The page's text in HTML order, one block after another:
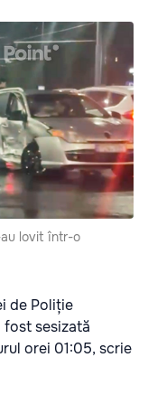
lovit într-o
de Poliție
fost sesizată
orei 01:05, scrie